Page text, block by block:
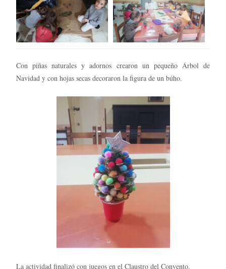
Con piñas naturales y adornos crearon un pequeño Árbol de
Navidad y con hojas secas decoraron la figura de un búho.
La actividad finalizó con juegos en el Claustro del Convento.